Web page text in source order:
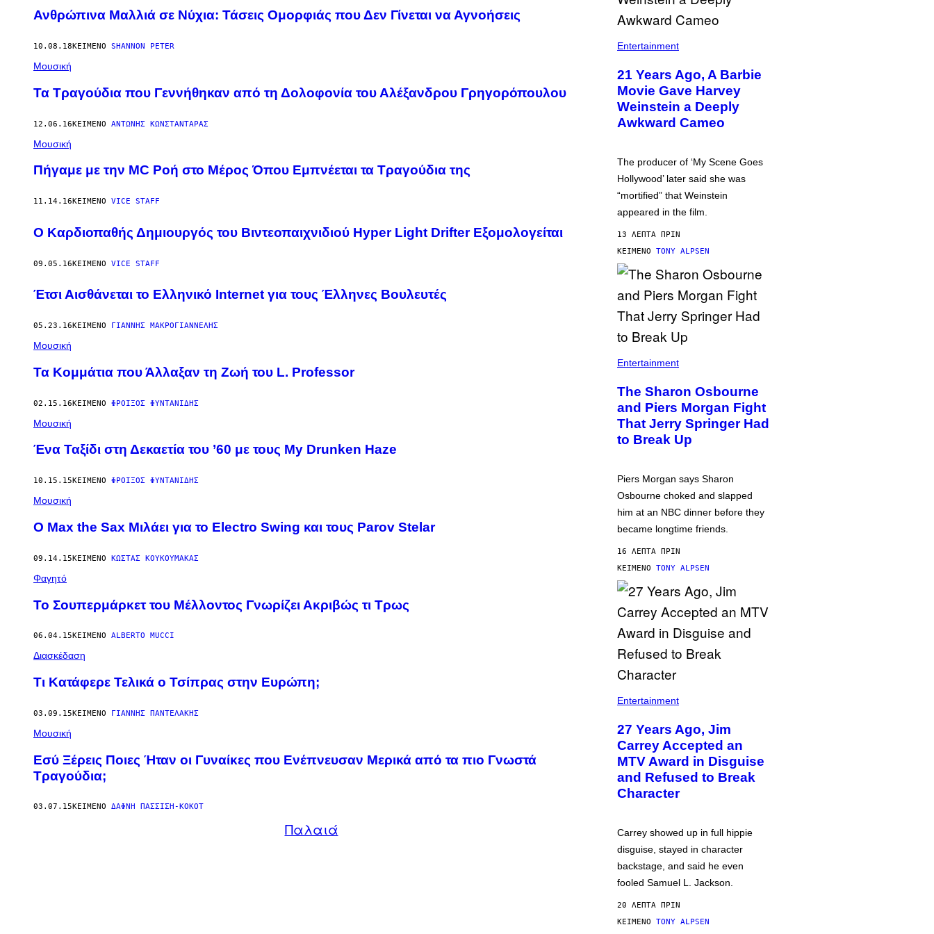
Ανθρώπινα Μαλλιά σε Νύχια: Τάσεις Ομορφιάς που Δεν Γίνεται να Αγνοήσεις
10.08.18ΚΕΊΜΕΝΟ SHANNON PETER
Μουσική
Τα Τραγούδια που Γεννήθηκαν από τη Δολοφονία του Αλέξανδρου Γρηγορόπουλου
12.06.16ΚΕΊΜΕΝΟ ΑΝΤΏΝΗΣ ΚΩΝΣΤΑΝΤΆΡΑΣ
Μουσική
Πήγαμε με την MC Ροή στο Μέρος Όπου Εμπνέεται τα Τραγούδια της
11.14.16ΚΕΊΜΕΝΟ VICE STAFF
Ο Καρδιοπαθής Δημιουργός του Βιντεοπαιχνιδιού Hyper Light Drifter Εξομολογείται
09.05.16ΚΕΊΜΕΝΟ VICE STAFF
Έτσι Αισθάνεται το Ελληνικό Internet για τους Έλληνες Βουλευτές
05.23.16ΚΕΊΜΕΝΟ ΓΙΆΝΝΗΣ ΜΑΚΡΟΓΙΑΝΝΈΛΗΣ
Μουσική
Τα Κομμάτια που Άλλαξαν τη Ζωή του L. Professor
02.15.16ΚΕΊΜΕΝΟ ΦΡΟΊΞΟΣ ΦΥΝΤΑΝΊΔΗΣ
Μουσική
Ένα Ταξίδι στη Δεκαετία του ’60 με τους My Drunken Haze
10.15.15ΚΕΊΜΕΝΟ ΦΡΟΊΞΟΣ ΦΥΝΤΑΝΊΔΗΣ
Μουσική
Ο Max the Sax Μιλάει για το Electro Swing και τους Parov Stelar
09.14.15ΚΕΊΜΕΝΟ ΚΩΣΤΑΣ ΚΟΥΚΟΥΜΑΚΑΣ
Φαγητό
Το Σουπερμάρκετ του Μέλλοντος Γνωρίζει Ακριβώς τι Τρως
06.04.15ΚΕΊΜΕΝΟ ALBERTO MUCCI
Διασκέδαση
Τι Κατάφερε Τελικά ο Τσίπρας στην Ευρώπη;
03.09.15ΚΕΊΜΕΝΟ ΓΙΆΝΝΗΣ ΠΑΝΤΕΛΆΚΗΣ
Μουσική
Εσύ Ξέρεις Ποιες Ήταν οι Γυναίκες που Ενέπνευσαν Μερικά από τα πιο Γνωστά
Τραγούδια;
03.07.15ΚΕΊΜΕΝΟ ΔΆΦΝΗ ΠΑΣΣΊΣΗ-ΚΟΚΌΤ
Παλαιά
Entertainment
21 Years Ago, A Barbie
Movie Gave Harvey
Weinstein a Deeply
Awkward Cameo
The producer of ‘My Scene Goes
Hollywood’ later said she was
“mortified” that Weinstein
appeared in the film.
13 ΛΕΠΤΆ ΠΡΙΝ
ΚΕΊΜΕΝΟ TONY ALPSEN
Entertainment
The Sharon Osbourne
and Piers Morgan Fight
That Jerry Springer Had
to Break Up
Piers Morgan says Sharon
Osbourne choked and slapped
him at an NBC dinner before they
became longtime friends.
16 ΛΕΠΤΆ ΠΡΙΝ
ΚΕΊΜΕΝΟ TONY ALPSEN
Entertainment
27 Years Ago, Jim
Carrey Accepted an
MTV Award in Disguise
and Refused to Break
Character
Carrey showed up in full hippie
disguise, stayed in character
backstage, and said he even
fooled Samuel L. Jackson.
20 ΛΕΠΤΆ ΠΡΙΝ
ΚΕΊΜΕΝΟ TONY ALPSEN